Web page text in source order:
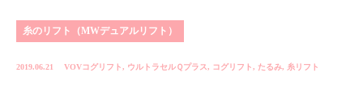
糸のリフト（MWデュアルリフト）
2019.06.21 VOVコグリフト, ウルトラセルＱプラス, コグリフト, たるみ, 糸リフト